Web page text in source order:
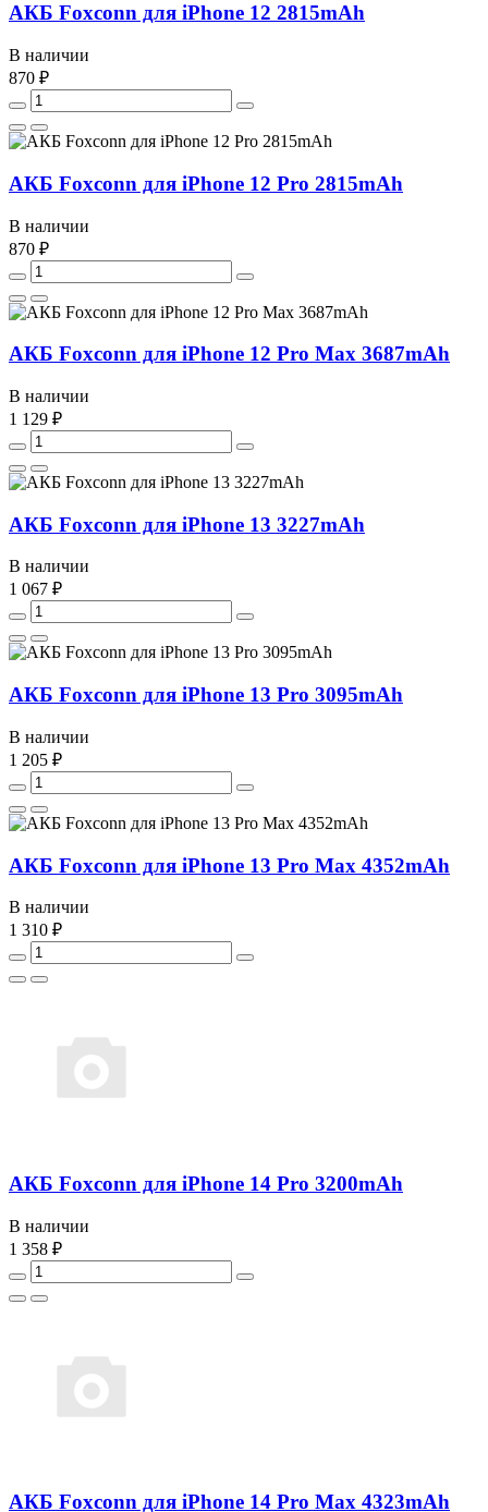
АКБ Foxconn для iPhone 12 2815mAh
В наличии
870 ₽
АКБ Foxconn для iPhone 12 Pro 2815mAh
В наличии
870 ₽
АКБ Foxconn для iPhone 12 Pro Max 3687mAh
В наличии
1 129 ₽
АКБ Foxconn для iPhone 13 3227mAh
В наличии
1 067 ₽
АКБ Foxconn для iPhone 13 Pro 3095mAh
В наличии
1 205 ₽
АКБ Foxconn для iPhone 13 Pro Max 4352mAh
В наличии
1 310 ₽
АКБ Foxconn для iPhone 14 Pro 3200mAh
В наличии
1 358 ₽
АКБ Foxconn для iPhone 14 Pro Max 4323mAh